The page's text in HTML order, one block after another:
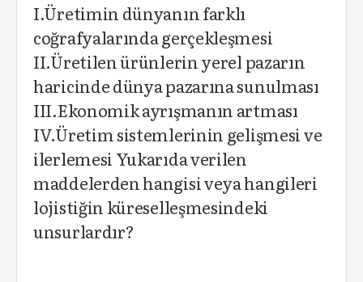
I.Üretimin dünyanın farklı
coğrafyalarında gerçekleşmesi
II.Üretilen ürünlerin yerel pazarın
haricinde dünya pazarına sunulması
III.Ekonomik ayrışmanın artması
IV.Üretim sistemlerinin gelişmesi ve
ilerlemesi Yukarıda verilen
maddelerden hangisi veya hangileri
lojistiğin küreselleşmesindeki
unsurlardır?